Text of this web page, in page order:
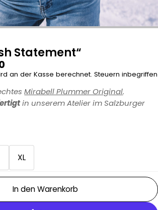
Statement“
an der Kasse berechnet. Steuern inbegriffen
Mirabell Plummer Original.
in unserem Atelier im Salzburger
XL
In den Warenkorb